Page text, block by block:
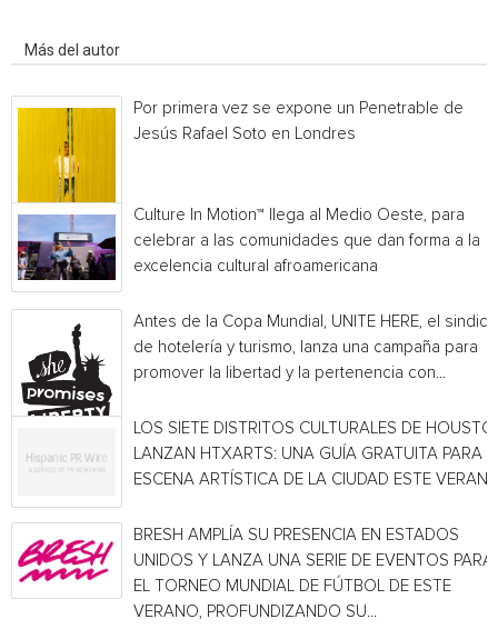
Más del autor
Por primera vez se expone un Penetrable de
Jesús Rafael Soto en Londres
Culture In Motion™ llega al Medio Oeste, para
celebrar a las comunidades que dan forma a la
excelencia cultural afroamericana
Antes de la Copa Mundial, UNITE HERE, el
de hotelería y turismo, lanza una campaña para
promover la libertad y la pertenencia con...
LOS SIETE DISTRITOS CULTURALES DE
LANZAN HTXARTS: UNA GUÍA GRATUITA PARA
ESCENA ARTÍSTICA DE LA CIUDAD ESTE
BRESH AMPLÍA SU PRESENCIA EN ESTADOS
UNIDOS Y LANZA UNA SERIE DE EVENTOS PARA
EL TORNEO MUNDIAL DE FÚTBOL DE ESTE
VERANO, PROFUNDIZANDO SU...